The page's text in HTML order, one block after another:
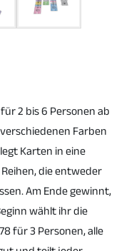
2 bis 6 Personen ab
Farben
Karten in eine
die entweder
Am Ende gewinnt,
wählt ihr die
für 3 Personen, alle